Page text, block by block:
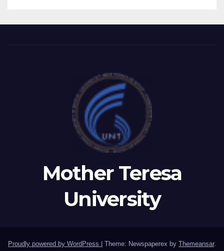
Mother Teresa
University
Proudly powered by WordPress Theme: Newspaperex by Themeansar.